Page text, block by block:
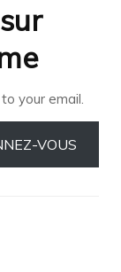
your email.
VOUS